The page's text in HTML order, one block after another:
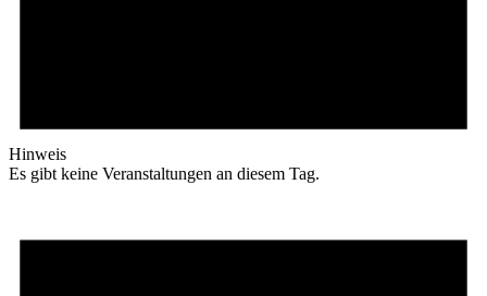
Hinweis
Es gibt keine Veranstaltungen an diesem Tag.